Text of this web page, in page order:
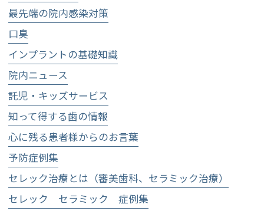
最先端の院内感染対策
口臭
インプラントの基礎知識
院内ニュース
託児・キッズサービス
知って得する歯の情報
心に残る患者様からのお言葉
予防症例集
セレック治療とは（審美歯科、セラミック治療）
セレック セラミック 症例集